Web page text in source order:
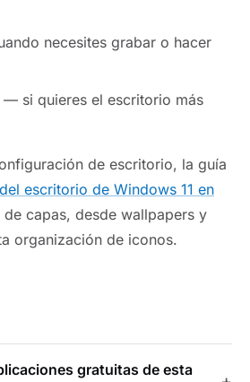
necesites grabar o hacer
— si quieres el escritorio más
de escritorio, la guía
escritorio de Windows 11 en
capas, desde wallpapers y
organización de iconos.
gratuitas de esta